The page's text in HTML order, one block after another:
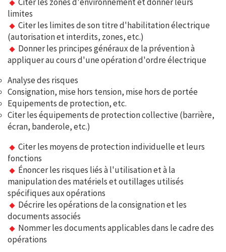
limites
Citer les limites de son titre d'habilitation électrique
(autorisation et interdits, zones, etc.)
Donner les principes généraux de la prévention à
appliquer au cours d'une opération d'ordre électrique
Analyse des risques
Consignation, mise hors tension, mise hors de portée
Equipements de protection, etc.
Citer les équipements de protection collective (barrière,
écran, banderole, etc.)
Citer les moyens de protection individuelle et leurs
fonctions
Énoncer les risques liés à l'utilisation et à la
manipulation des matériels et outillages utilisés
spécifiques aux opérations
Décrire les opérations de la consignation et les
documents associés
Nommer les documents applicables dans le cadre des
opérations